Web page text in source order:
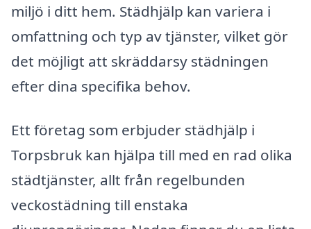
miljö i ditt hem. Städhjälp kan variera i
omfattning och typ av tjänster, vilket gör
det möjligt att skräddarsy städningen
efter dina specifika behov.
Ett företag som erbjuder städhjälp i
Torpsbruk kan hjälpa till med en rad olika
städtjänster, allt från regelbunden
veckostädning till enstaka